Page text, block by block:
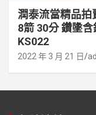
潤泰流當精品拍
8箭 30分 鑽墬
KS022
2022 年 3 月 21 日